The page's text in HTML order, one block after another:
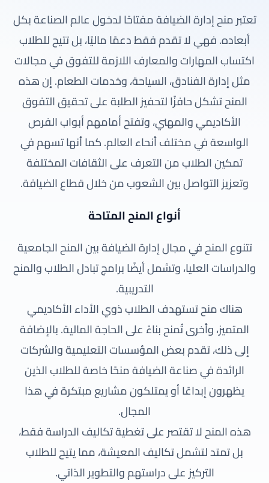
تعتبر منح إدارة الضيافة مفتاحًا لدخول عالم الصناعة بكل
أبعاده. فهي لا تقدم فقط دعمًا ماليًا، بل تتيح للطلاب
اكتساب المهارات والمعارف اللازمة للتفوق في مجالات
مثل إدارة الفنادق، السياحة، وخدمات الطعام. إن هذه
المنح تشكل حافزًا لتحفيز الطلبة على تحقيق التفوق
الأكاديمي والمهني، وتفتح أمامهم أبواب الفرص
الواسعة في مختلف أنحاء العالم. كما أنها تسهم في
تمكين الطلاب من التعرف على الثقافات المختلفة
وتعزيز التواصل بين الشعوب من خلال قطاع الضيافة.
أنواع المنح المتاحة
تتنوع المنح في مجال إدارة الضيافة بين المنح الجامعية
والدراسات العليا، وتشمل أيضًا برامج تبادل الطلاب والمنح
التدريبية.
هناك منح تستهدف الطلاب ذوي الأداء الأكاديمي
المتميز، وأخرى تُمنح بناءً على الحاجة المالية. بالإضافة
إلى ذلك، تقدم بعض المؤسسات التعليمية والشركات
الرائدة في صناعة الضيافة منحًا خاصة للطلاب الذين
يظهرون إبداعًا أو يمتلكون مشاريع مبتكرة في هذا
المجال.
هذه المنح لا تقتصر على تغطية تكاليف الدراسة فقط،
بل تمتد لتشمل تكاليف المعيشة، مما يتيح للطلاب
التركيز على دراستهم والتطوير الذاتي.